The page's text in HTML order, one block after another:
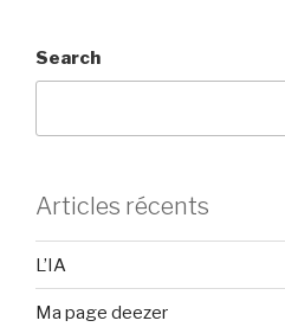
Search
Articles récents
L’IA
Ma page deezer